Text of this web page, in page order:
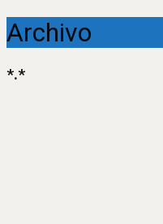
Archivo
*.*